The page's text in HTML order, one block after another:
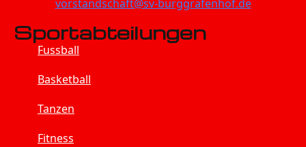
vorstandschaft@sv-burggrafenhof.de
Sportabteilungen
Fussball
Basketball
Tanzen
Fitness